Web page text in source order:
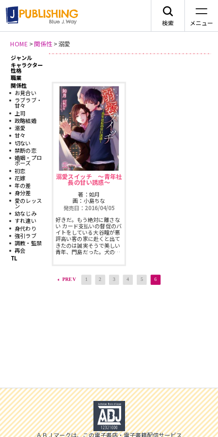
検索 メニュー
JA
レーベルから探す
arca comics
G-Lish
カクテルキス文庫
スフレコミックス
ロイヤルキス＆チュールキス
ピュールコミックス
G-Lish LiKo
ジャンルから探す
BLコミック
TLコミック
BLノベル
TLノベル
メニュー
ニュース
作品一覧
会社情報一覧
会社概要
ご感想・お問合わせ
HOME >関係性 >溺愛
ジャンル
キャラクター
性格
職業
関係性
お見合い
ラブラブ・
甘々
上司
政略結婚
溺愛
甘々
切ない
禁断の恋
婚姻・プロ
ポーズ
初恋
花嫁
年の差
身分差
愛のレッス
ン
幼なじみ
すれ違い
身代わり
強引ラブ
調教・監禁
再会
TL
溺愛スイッチ 〜青年社
長の甘い誘惑〜
著：如月
画：小島ちな
発売日：2016/04/05
好きだ。もう絶対に離さな
い カード支払いの督促のバ
イトをしている大谷瞳が悪
評高い客の家に赴くと出て
きたのは誠実そうで美しい
青年、門島だった。犬の…
PREV 1 2 3 4 5 6
ＡＢＪマークは、この電子書店・電子書籍配信サービス